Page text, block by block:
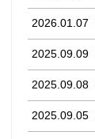
2026.01.07
2025.09.09
2025.09.08
2025.09.05